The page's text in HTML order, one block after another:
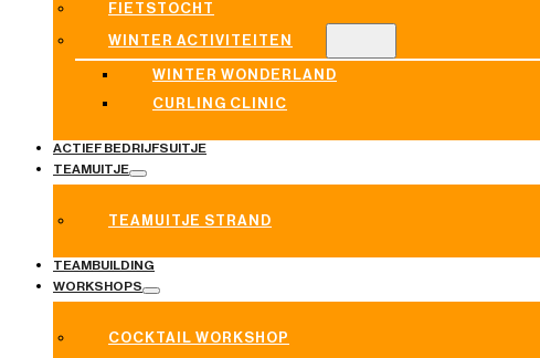
FIETSTOCHT
WINTER ACTIVITEITEN
WINTER WONDERLAND
CURLING CLINIC
ACTIEF BEDRIJFSUITJE
TEAMUITJE
TEAMUITJE STRAND
TEAMBUILDING
WORKSHOPS
COCKTAIL WORKSHOP